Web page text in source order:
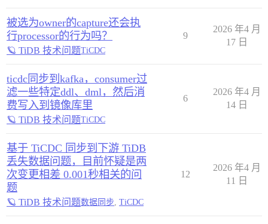
被选为owner的capture还会执
行processor的行为吗？
🪐 TiDB 技术问题TiCDC
9
2026 年4 月
17 日
ticdc同步到kafka，consumer过
滤一些特定ddl、dml，然后消
费写入到镜像库里
🪐 TiDB 技术问题TiCDC
6
2026 年4 月
14 日
基于 TiCDC 同步到下游 TiDB
丢失数据问题，目前怀疑是两
次变更相差 0.001秒相关的问
题
🪐 TiDB 技术问题数据同步 TiCDC
12
2026 年4 月
11 日